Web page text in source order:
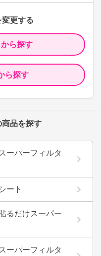
更する
ら探す
ら探す
商品を探す
ーパーフィルタ
ート
るだけスーパー
ーパーフィルタ